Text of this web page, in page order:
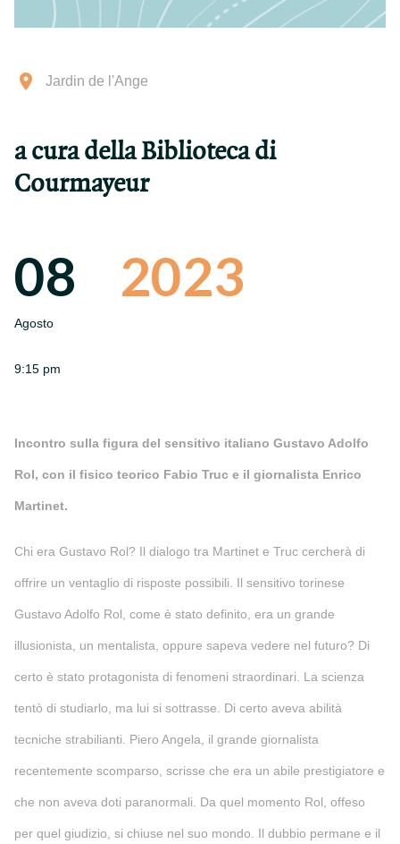
Jardin de l'Ange
a cura della Biblioteca di
Courmayeur
08
Agosto
2023
9:15 pm
Incontro sulla figura del sensitivo italiano Gustavo Adolfo
Rol, con il fisico teorico Fabio Truc e il giornalista Enrico
Martinet.
Chi era Gustavo Rol? Il dialogo tra Martinet e Truc cercherà di
offrire un ventaglio di risposte possibili. Il sensitivo torinese
Gustavo Adolfo Rol, come è stato definito, era un grande
illusionista, un mentalista, oppure sapeva vedere nel futuro? Di
certo è stato protagonista di fenomeni straordinari. La scienza
tentò di studiarlo, ma lui si sottrasse. Di certo aveva abilità
tecniche strabilianti. Piero Angela, il grande giornalista
recentemente scomparso, scrisse che era un abile prestigiatore e
che non aveva doti paranormali. Da quel momento Rol, offeso
per quel giudizio, si chiuse nel suo mondo. Il dubbio permane e il